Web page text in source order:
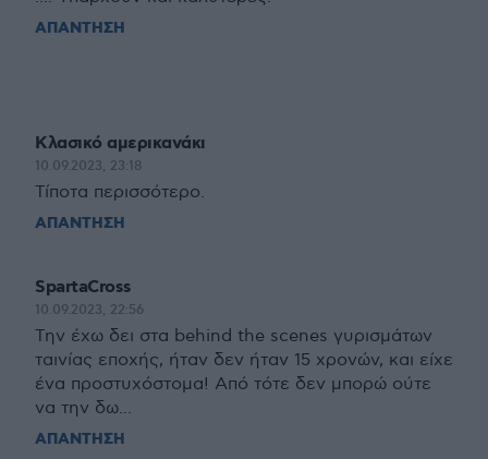
ΑΠΑΝΤΗΣΗ
Κλασικό αμερικανάκι
10.09.2023, 23:18
Τίποτα περισσότερο.
ΑΠΑΝΤΗΣΗ
SpartaCross
10.09.2023, 22:56
Την έχω δει στα behind the scenes γυρισμάτων
ταινίας εποχής, ήταν δεν ήταν 15 χρονών, και είχε
ένα προστυχόστομα! Από τότε δεν μπορώ ούτε
να την δω...
ΑΠΑΝΤΗΣΗ